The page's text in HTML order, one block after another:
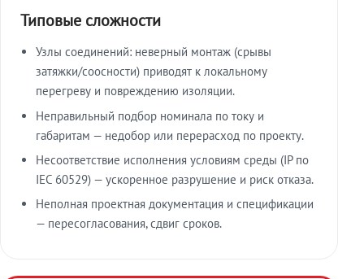
Типовые сложности
Узлы соединений: неверный монтаж (срывы
затяжки/соосности) приводят к локальному
перегреву и повреждению изоляции.
Неправильный подбор номинала по току и
габаритам — недобор или перерасход по проекту.
Несоответствие исполнения условиям среды (IP по
IEC 60529) — ускоренное разрушение и риск отказа.
Неполная проектная документация и спецификации
— пересогласования, сдвиг сроков.